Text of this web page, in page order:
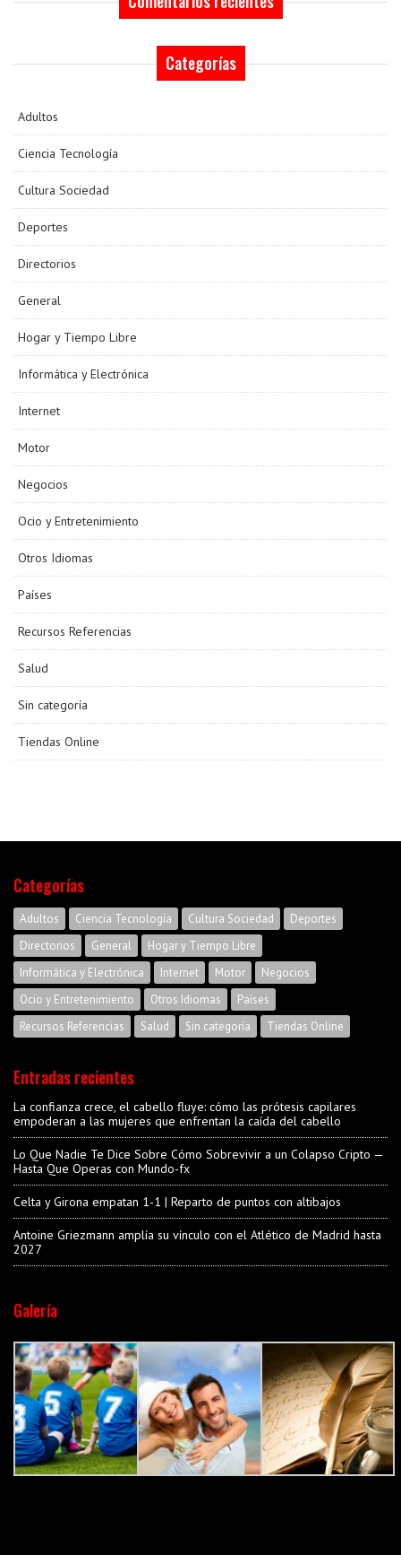
Categorías
Adultos
Ciencia Tecnología
Cultura Sociedad
Deportes
Directorios
General
Hogar y Tiempo Libre
Informática y Electrónica
Internet
Motor
Negocios
Ocio y Entretenimiento
Otros Idiomas
Países
Recursos Referencias
Salud
Sin categoría
Tiendas Online
Categorías
Adultos Ciencia Tecnología Cultura Sociedad
Deportes
Directorios
General
Hogar y Tiempo Libre
Informática y Electrónica
Internet Motor
Negocios
Ocio y Entretenimiento
Otros Idiomas
Países
Recursos Referencias
Salud Sin categoría Tiendas Online
Entradas recientes
La confianza crece, el cabello fluye: cómo las prótesis capilares
empoderan a las mujeres que enfrentan la caída del cabello
Lo Que Nadie Te Dice Sobre Cómo Sobrevivir a un Colapso Cripto —
Hasta Que Operas con Mundo-fx
Celta y Girona empatan 1-1 | Reparto de puntos con altibajos
Antoine Griezmann amplía su vínculo con el Atlético de Madrid hasta
2027
Galería